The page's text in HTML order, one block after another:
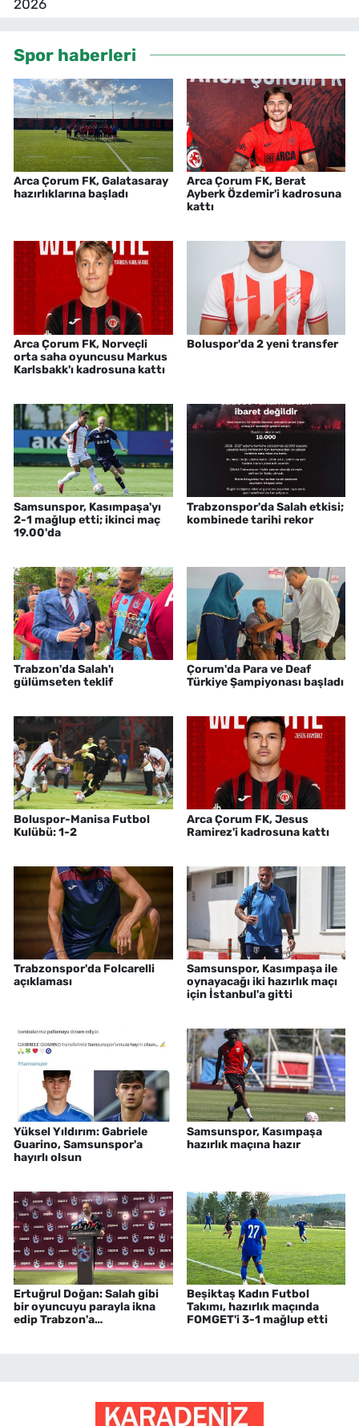
Spor haberleri
Arca Çorum FK, Galatasaray
hazırlıklarına başladı
Arca Çorum FK, Berat
Ayberk Özdemir'i kadrosuna
kattı
Arca Çorum FK, Norveçli
orta saha oyuncusu Markus
Karlsbakk'ı kadrosuna kattı
Boluspor'da 2 yeni transfer
Samsunspor, Kasımpaşa'yı
2-1 mağlup etti; ikinci maç
19.00'da
Trabzonspor'da Salah etkisi;
kombinede tarihi rekor
Trabzon'da Salah'ı
gülümseten teklif
Çorum'da Para ve Deaf
Türkiye Şampiyonası başladı
Boluspor-Manisa Futbol
Kulübü: 1-2
Arca Çorum FK, Jesus
Ramirez'i kadrosuna kattı
Trabzonspor'da Folcarelli
açıklaması
Samsunspor, Kasımpaşa ile
oynayacağı iki hazırlık maçı
için İstanbul'a gitti
Yüksel Yıldırım: Gabriele
Guarino, Samsunspor'a
hayırlı olsun
Samsunspor, Kasımpaşa
hazırlık maçına hazır
Ertuğrul Doğan: Salah gibi
bir oyuncuyu parayla ikna
edip Trabzon'a
Beşiktaş Kadın Futbol
Takımı, hazırlık maçında
FOMGET'i 3-1 mağlup etti